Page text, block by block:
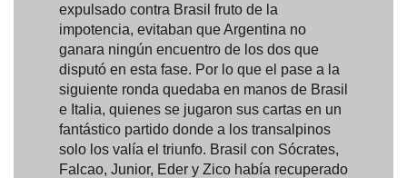
expulsado contra Brasil fruto de la
impotencia, evitaban que Argentina no
ganara ningún encuentro de los dos que
disputó en esta fase. Por lo que el pase a la
siguiente ronda quedaba en manos de Brasil
e Italia, quienes se jugaron sus cartas en un
fantástico partido donde a los transalpinos
solo los valía el triunfo. Brasil con Sócrates,
Falcao, Junior, Eder y Zico había recuperado